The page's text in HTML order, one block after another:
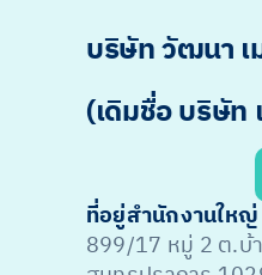
บริษัท วัฒนา เ
(เดิมชื่อ บริษัท
ที่อยู่สำนักงานใหญ่
899/17 หมู่ 2 ต.บ้